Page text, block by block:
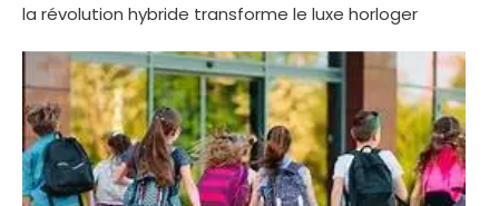
la révolution hybride transforme le luxe horloger